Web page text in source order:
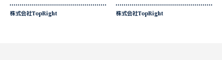
株式会社TopRight 株式会社TopRight